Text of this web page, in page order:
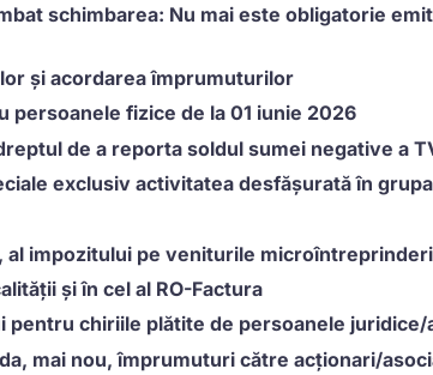
schimbarea: Nu mai este obligatorie
și acordarea împrumuturilor
fizice de la 01 iunie 2026
de a reporta soldul sumei negative a
exclusiv activitatea desfășurată în
impozitului pe veniturile
și în cel al RO-Factura
chiriile plătite de persoanele
mai nou, împrumuturi către acționari/